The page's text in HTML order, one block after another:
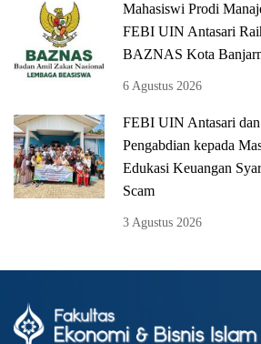
Mahasiswi Prodi
FEBI UIN Antasari
BAZNAS Kota
6 Agustus 2026
FEBI UIN Antasari
Pengabdian kepada
Edukasi Keuangan
Scam
3 Agustus 2026